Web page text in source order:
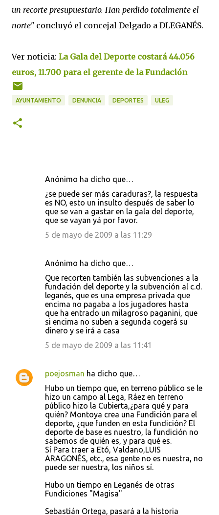
un recorte presupuestario. Han perdido totalmente el
norte" concluyó el concejal Delgado a DLEGANÉS.
Ver noticia: La Gala del Deporte costará 44.056
euros, 11.700 para el gerente de la Fundación
AYUNTAMIENTO DENUNCIA DEPORTES ULEG
Anónimo ha dicho que…
¿se puede ser más caraduras?, la respuesta
es NO, esto un insulto después de saber lo
que se van a gastar en la gala del deporte,
que se vayan yá por favor.
5 de mayo de 2009 a las 11:29
Anónimo ha dicho que…
Que recorten también las subvenciones a la
fundación del deporte y la subvención al c.d.
leganés, que es una empresa privada que
encima no pagaba a los jugadores hasta
que ha entrado un milagroso paganini, que
si encima no suben a segunda cogerá su
dinero y se irá a casa
5 de mayo de 2009 a las 11:41
poejosman ha dicho que…
Hubo un tiempo que, en terreno público se le
hizo un campo al Lega, Ráez en terreno
público hizo la Cubierta,¿para qué y para
quién? Montoya crea una Fundición para el
deporte, ¿que funden en esta fundición? El
deporte de base es nuestro, la fundición no
sabemos de quién es, y para qué es.
Sí Para traer a Etó, Valdano,LUIS
ARAGONÉS, etc., esa gente no es nuestra, no
puede ser nuestra, los niños sí.
Hubo un tiempo en Leganés de otras
Fundiciones "Magisa"
Sebastián Ortega, pasará a la historia